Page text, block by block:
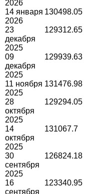
2026
14 января
2026
130498.05
23
декабря
2025
129312.65
09
декабря
2025
129939.63
11 ноября
2025
131476.98
28
октября
2025
129294.05
14
октября
2025
131067.7
30
сентября
2025
126824.18
16
сентября
123340.95